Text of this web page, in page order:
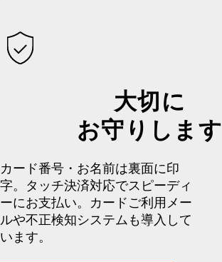
大切に
お守りします
カード番号・お名前は裏面に印
字。タッチ決済対応でスピーディ
ーにお支払い。カードご利用メー
ルや不正検知システムも導入して
います。